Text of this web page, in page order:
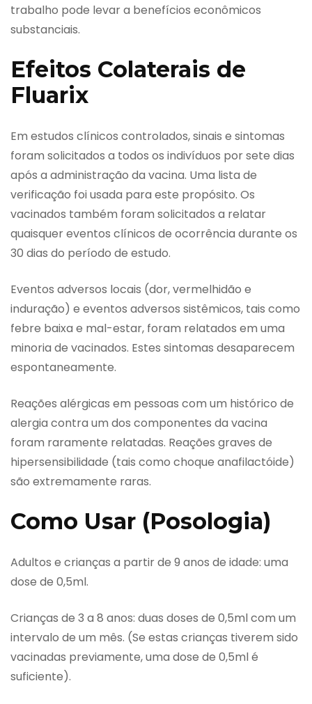
trabalho pode levar a benefícios econômicos
substanciais.
Efeitos Colaterais de
Fluarix
Em estudos clínicos controlados, sinais e sintomas
foram solicitados a todos os indivíduos por sete dias
após a administração da vacina. Uma lista de
verificação foi usada para este propósito. Os
vacinados também foram solicitados a relatar
quaisquer eventos clínicos de ocorrência durante os
30 dias do período de estudo.
Eventos adversos locais (dor, vermelhidão e
induração) e eventos adversos sistêmicos, tais como
febre baixa e mal-estar, foram relatados em uma
minoria de vacinados. Estes sintomas desaparecem
espontaneamente.
Reações alérgicas em pessoas com um histórico de
alergia contra um dos componentes da vacina
foram raramente relatadas. Reações graves de
hipersensibilidade (tais como choque anafilactóide)
são extremamente raras.
Como Usar (Posologia)
Adultos e crianças a partir de 9 anos de idade: uma
dose de 0,5ml.
Crianças de 3 a 8 anos: duas doses de 0,5ml com um
intervalo de um mês. (Se estas crianças tiverem sido
vacinadas previamente, uma dose de 0,5ml é
suficiente).